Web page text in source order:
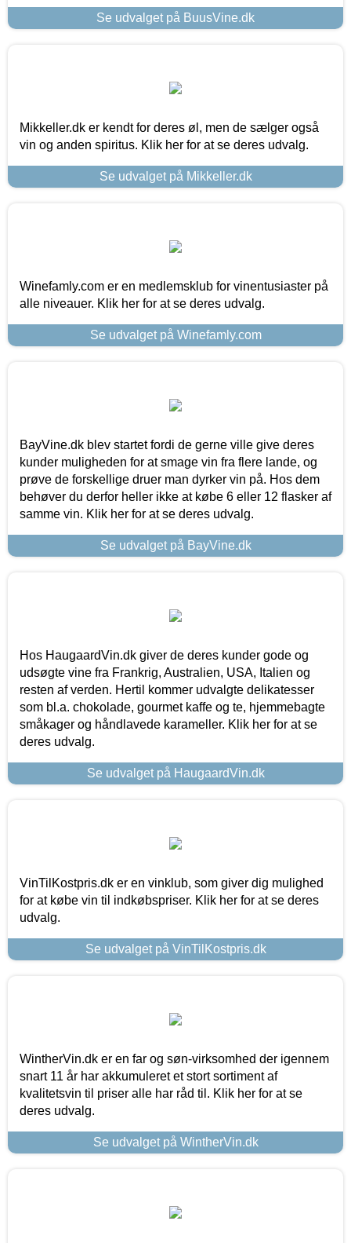
Se udvalget på BuusVine.dk
Mikkeller.dk er kendt for deres øl, men de sælger også
vin og anden spiritus. Klik her for at se deres udvalg.
Se udvalget på Mikkeller.dk
Winefamly.com er en medlemsklub for vinentusiaster på
alle niveauer. Klik her for at se deres udvalg.
Se udvalget på Winefamly.com
BayVine.dk blev startet fordi de gerne ville give deres
kunder muligheden for at smage vin fra flere lande, og
prøve de forskellige druer man dyrker vin på. Hos dem
behøver du derfor heller ikke at købe 6 eller 12 flasker af
samme vin. Klik her for at se deres udvalg.
Se udvalget på BayVine.dk
Hos HaugaardVin.dk giver de deres kunder gode og
udsøgte vine fra Frankrig, Australien, USA, Italien og
resten af verden. Hertil kommer udvalgte delikatesser
som bl.a. chokolade, gourmet kaffe og te, hjemmebagte
småkager og håndlavede karameller. Klik her for at se
deres udvalg.
Se udvalget på HaugaardVin.dk
VinTilKostpris.dk er en vinklub, som giver dig mulighed
for at købe vin til indkøbspriser. Klik her for at se deres
udvalg.
Se udvalget på VinTilKostpris.dk
WintherVin.dk er en far og søn-virksomhed der igennem
snart 11 år har akkumuleret et stort sortiment af
kvalitetsvin til priser alle har råd til. Klik her for at se
deres udvalg.
Se udvalget på WintherVin.dk